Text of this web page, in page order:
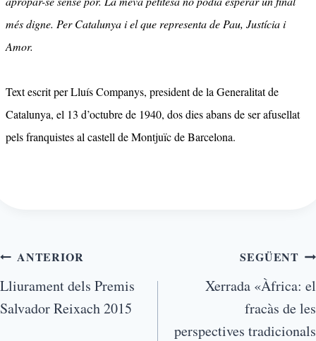
més digne. Per Catalunya i el que representa de Pau, Justícia i
Amor.
Text escrit per Lluís Companys, president de la Generalitat de
Catalunya, el 13 d’octubre de 1940, dos dies abans de ser afusellat
pels franquistes al castell de Montjuïc de Barcelona.
ANTERIOR
Lliurament dels Premis
Salvador Reixach 2015
SEGÜENT
Xerrada «Àfrica: el
fracàs de les
perspectives tradicionals